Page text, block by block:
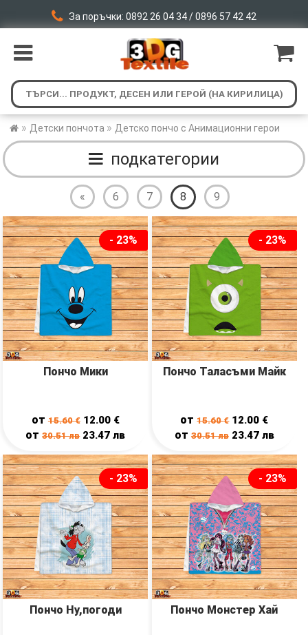
За поръчки: 0892 26 04 34 / 0896 57 42 42
» Детски пончота » Детско пончо с Анимационни герои
подкатегории
« 6 7 8 9
- 23%
Пончо Мики
от15.60€ 12.00 €
от30.51лв 23.47лв
- 23%
Пончо Таласъми Майк
от15.60€ 12.00 €
от 30.51лв 23.47 лв
- 23%
Пончо Ну,погоди
- 23%
Пончо Монстер Хай